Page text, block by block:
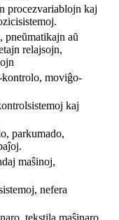
procezvariablojn kaj
pneŭmatikajn aŭ
relajsojn,
kontrolo, moviĝo-
kaj
parkumado,
maŝinoj,
nefera
tekstila maŝinaro,